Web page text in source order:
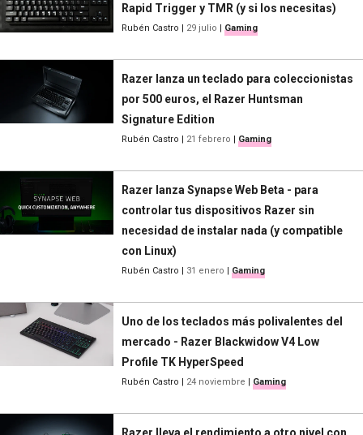
Rapid Trigger y TMR (y si los necesitas)
Rubén Castro | 29 julio | Gaming
Razer lanza un teclado para coleccionistas
por 500 euros, el Razer Huntsman
Signature Edition
Rubén Castro | 21 febrero | Gaming
Razer lanza Synapse Web Beta - para
controlar tus dispositivos Razer sin
necesidad de instalar nada (y compatible
con Linux)
Rubén Castro | 31 enero | Gaming
Uno de los teclados más polivalentes del
mercado - Razer Blackwidow V4 Low
Profile TK HyperSpeed
Rubén Castro | 24 noviembre | Gaming
Razer lleva el rendimiento a otro nivel con